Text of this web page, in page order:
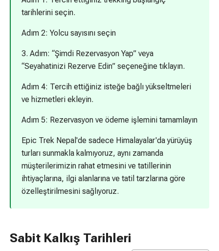
tarihlerini seçin.
Adım 2: Yolcu sayısını seçin
3. Adım: “Şimdi Rezervasyon Yap” veya
“Seyahatinizi Rezerve Edin” seçeneğine tıklayın.
Adım 4: Tercih ettiğiniz isteğe bağlı yükseltmeleri
ve hizmetleri ekleyin.
Adım 5: Rezervasyon ve ödeme işlemini tamamlayın
Epic Trek Nepal'de sadece Himalayalar'da yürüyüş
turları sunmakla kalmıyoruz, aynı zamanda
müşterilerimizin rahat etmesini ve tatillerinin
ihtiyaçlarına, ilgi alanlarına ve tatil tarzlarına göre
özelleştirilmesini sağlıyoruz.
Sabit Kalkış Tarihleri